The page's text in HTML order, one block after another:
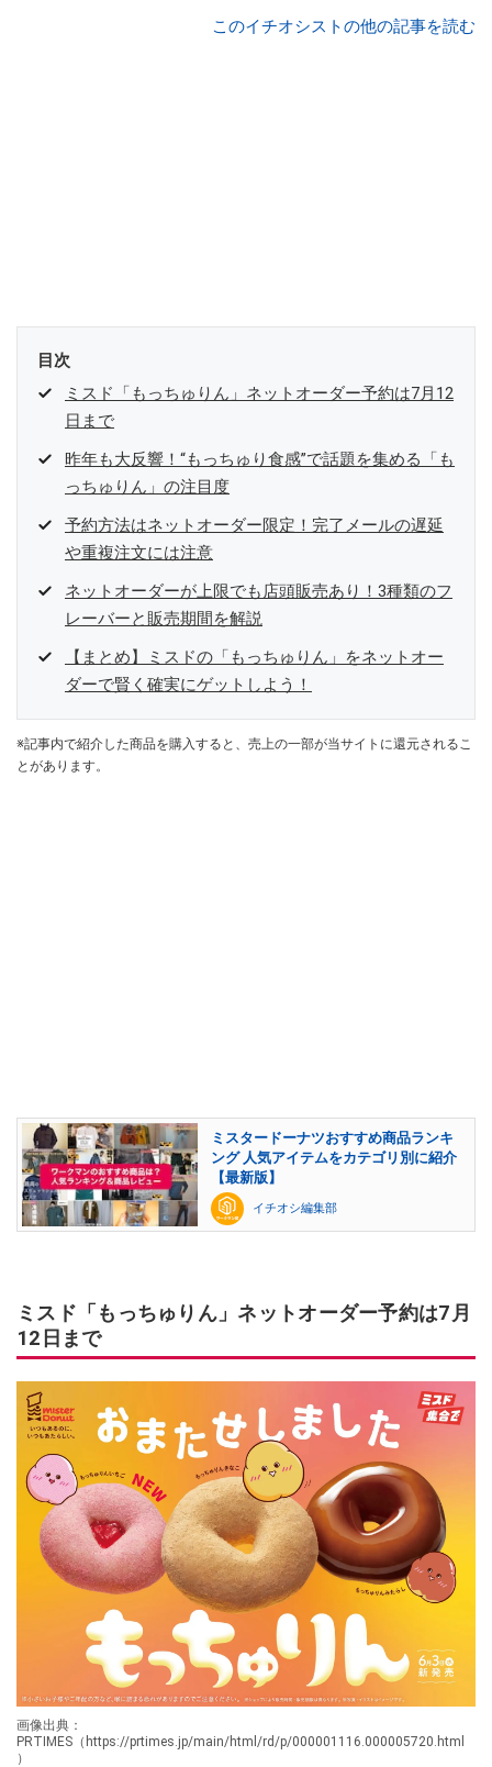
インフルエンサーが実際に使用してレビューしています。毎日トレン
このイチオシストの他の記事を読む
目次
ミスド「もっちゅりん」ネットオーダー予約は7月12
日まで
昨年も大反響！“もっちゅり食感”で話題を集める「も
っちゅりん」の注目度
予約方法はネットオーダー限定！完了メールの遅延
や重複注文には注意
ネットオーダーが上限でも店頭販売あり！3種類のフ
レーバーと販売期間を解説
【まとめ】ミスドの「もっちゅりん」をネットオー
ダーで賢く確実にゲットしよう！
※記事内で紹介した商品を購入すると、売上の一部が当サイトに還元されるこ
とがあります。
ミスタードーナツおすすめ商品ランキ
ング 人気アイテムをカテゴリ別に紹介
【最新版】
イチオシ編集部
ミスド「もっちゅりん」ネットオーダー予約は7月
12日まで
画像出典：
PRTIMES（https://prtimes.jp/main/html/rd/p/000001116.000005720.html
）